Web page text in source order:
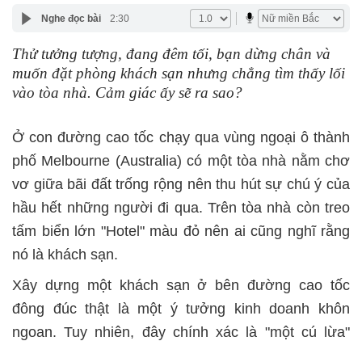
Nghe đọc bài 2:30
Thử tưởng tượng, đang đêm tối, bạn dừng chân và
muốn đặt phòng khách sạn nhưng chẳng tìm thấy lối
vào tòa nhà. Cảm giác ấy sẽ ra sao?
Ở con đường cao tốc chạy qua vùng ngoại ô thành
phố Melbourne (Australia) có một tòa nhà nằm chơ
vơ giữa bãi đất trống rộng nên thu hút sự chú ý của
hầu hết những người đi qua. Trên tòa nhà còn treo
tấm biển lớn "Hotel" màu đỏ nên ai cũng nghĩ rằng
nó là khách sạn.
Xây dựng một khách sạn ở bên đường cao tốc
đông đúc thật là một ý tưởng kinh doanh khôn
ngoan. Tuy nhiên, đây chính xác là "một cú lừa"